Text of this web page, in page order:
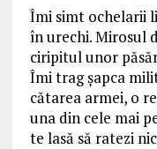
Îmi simt ochelarii
în urechi. Mirosul
ciripitul unor
Îmi trag şapca
cătarea armei, o
una din cele mai
te lasă să ratezi